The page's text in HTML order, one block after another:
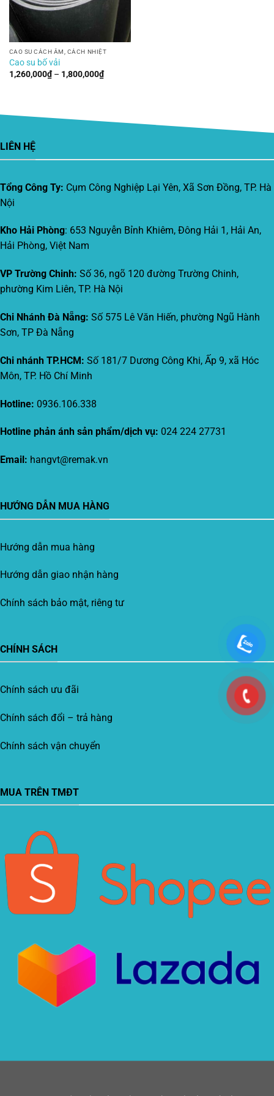
CAO SU CÁCH ÂM, CÁCH NHIỆT
Cao su bố vải
1,260,000₫ – 1,800,000₫Khoảng
giá:
LIÊN HỆ
Tổng Công Ty: Cụm Công Nghiệp Lại Yên, Xã Sơn Đồng, TP. Hà
Nội
Kho Hải Phòng: 653 Nguyễn Bỉnh Khiêm, Đông Hải 1, Hải An,
Hải Phòng, Việt Nam
VP Trường Chinh: Số 36, ngõ 120 đường Trường Chinh,
phường Kim Liên, TP. Hà Nội
Chi Nhánh Đà Nẵng: Số 575 Lê Văn Hiến, phường Ngũ Hành
Sơn, TP Đà Nẵng
Chi nhánh TP.HCM: Số 181/7 Dương Công Khi, Ấp 9, xã Hóc
Môn, TP. Hồ Chí Minh
Hotline: 0936.106.338
Hotline phản ánh sản phẩm/dịch vụ: 024 224 27731
Email: hangvt@remak.vn
HƯỚNG DẪN MUA HÀNG
Hướng dẫn mua hàng
Hướng dẫn giao nhận hàng
Chính sách bảo mật, riêng tư
CHÍNH SÁCH
Chính sách ưu đãi
Chính sách đổi – trả hàng
Chính sách vận chuyển
MUA TRÊN TMĐT